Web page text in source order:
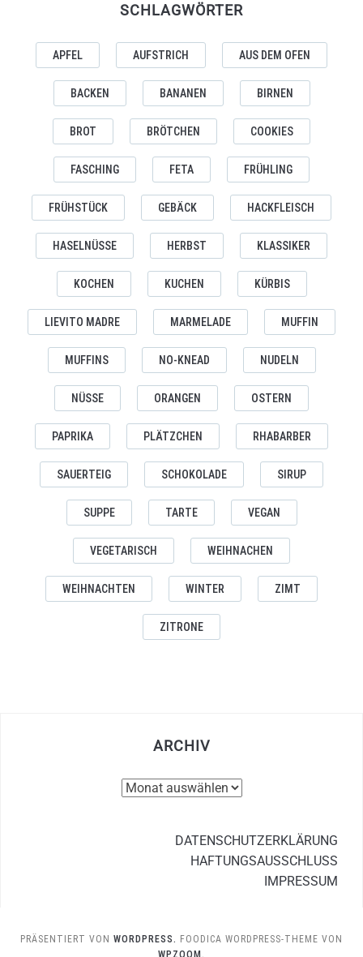
SCHLAGWÖRTER
APFEL AUFSTRICH AUS DEM OFEN
BACKEN BANANEN BIRNEN
BROT BRÖTCHEN COOKIES
FASCHING FETA FRÜHLING
FRÜHSTÜCK GEBÄCK HACKFLEISCH
HASELNÜSSE HERBST KLASSIKER
KOCHEN KUCHEN KÜRBIS
LIEVITO MADRE MARMELADE MUFFIN
MUFFINS NO-KNEAD NUDELN
NÜSSE ORANGEN OSTERN
PAPRIKA PLÄTZCHEN RHABARBER
SAUERTEIG SCHOKOLADE SIRUP
SUPPE TARTE VEGAN
VEGETARISCH WEIHNACHEN
WEIHNACHTEN WINTER ZIMT
ZITRONE
ARCHIV
DATENSCHUTZERKLÄRUNG
HAFTUNGSAUSSCHLUSS
IMPRESSUM
PRÄSENTIERT VON WORDPRESS. FOODICA WORDPRESS-THEME VON
WPZOOM.